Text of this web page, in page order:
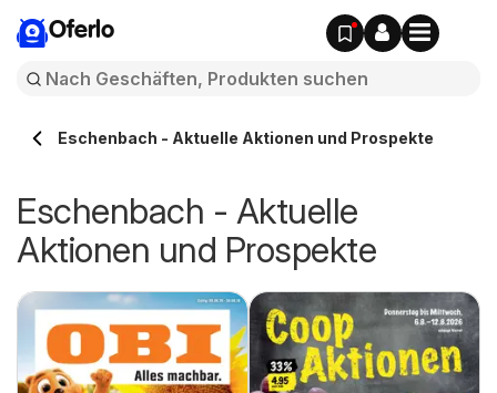
Oferlo
Eschenbach - Aktuelle Aktionen und Prospekte
Eschenbach - Aktuelle
Aktionen und Prospekte